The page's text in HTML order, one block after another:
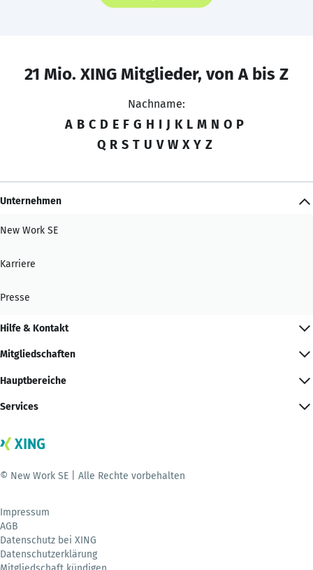
21 Mio. XING Mitglieder, von A bis Z
Nachname:
A B C D E F G H I J K L M N O P
Q R S T U V W X Y Z
Unternehmen
New Work SE
Karriere
Presse
Hilfe & Kontakt
Mitgliedschaften
Hauptbereiche
Services
© New Work SE | Alle Rechte vorbehalten
Impressum
AGB
Datenschutz bei XING
Datenschutzerklärung